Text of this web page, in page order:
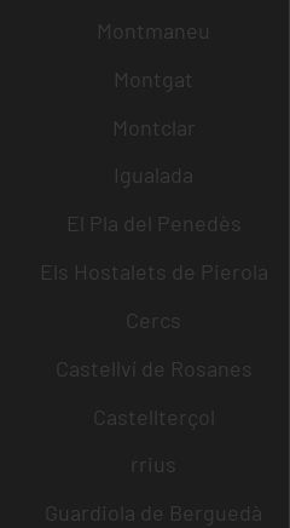
Montmaneu
Montgat
Montclar
Igualada
El Pla del Penedès
Els Hostalets de Pierola
Cercs
Castellví de Rosanes
Castellterçol
rrius
Guardiola de Berguedà